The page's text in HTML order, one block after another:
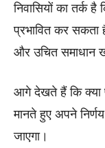
निवासियों का तर्क
प्रभावित कर सकता
और उचित समाधान
आगे देखते हैं कि क्या
मानते हुए अपने
जाएगा।